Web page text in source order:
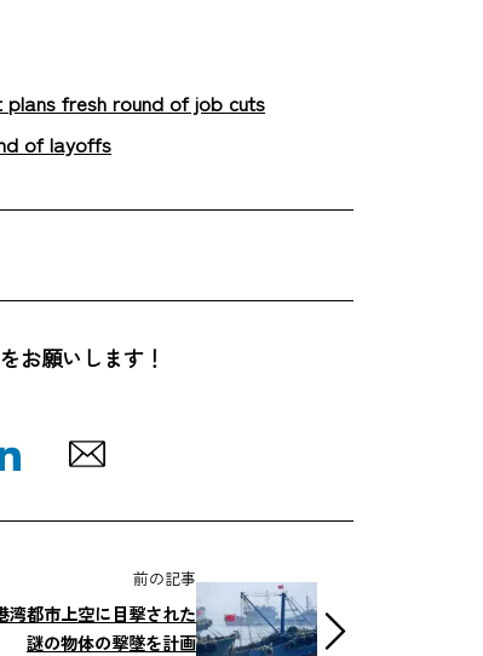
fresh round of job cuts
of layoffs
お願いします！
前の記事
湾都市上空に目撃された
謎の物体の撃墜を計画